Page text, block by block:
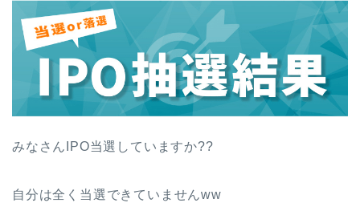
みなさんIPO当選していますか??
自分は全く当選できていませんww